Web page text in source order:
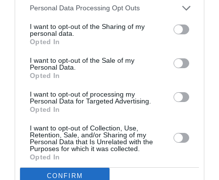
Personal Data Processing Opt Outs
I want to opt-out of the Sharing of my
personal data.
Opted In
I want to opt-out of the Sale of my
Personal Data.
Opted In
I want to opt-out of processing my
Personal Data for Targeted Advertising.
Opted In
I want to opt-out of Collection, Use,
Retention, Sale, and/or Sharing of my
Personal Data that Is Unrelated with the
Purposes for which it was collected.
Opted In
CONFIRM
κοριτσάκια επτά, οκτώ ετών
νύχια με ισλαμικές μαντήλες, πιστά
αντίγραφα της μαμάς τους.
«Οι γυναίκες σαν προσωπική περιουσία»
στο παρελθόν οι γυναίκες τη φορούσαν σε
περισσότερα χρώματα και δεν ήταν τόσο
καλυπτική. Όμως καθώς περνούσαν τα χρόνια η
Almutawakel παρατήρησε ότι το μαύρο άρχισε να
επικρατεί, ενώ το ύφασμα σκέπαζε όλο και
μεγαλύτερο μέρος του γυναικείου σώματος με